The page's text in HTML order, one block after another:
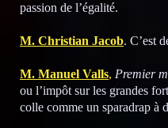
passion de l’égalité.
M. Christian Jacob. C’est
M. Manuel Valls, Premier
ou l’impôt sur les grandes
colle comme un sparadrap à